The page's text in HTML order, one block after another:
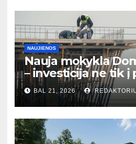
NAUJIENOS
Nauja mokykla
– investicija ne tik į
bet ir į
BAL 21, 2026